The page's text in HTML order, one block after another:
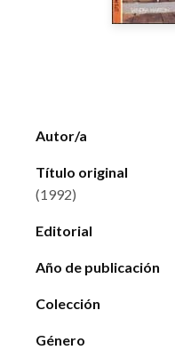
Autor/a
Título original
(1992)
Editorial
Año de publicación
Colección
Género